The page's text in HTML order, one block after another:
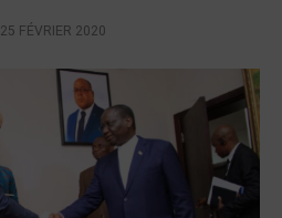
25 FÉVRIER 2020